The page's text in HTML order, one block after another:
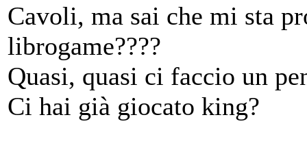
Cavoli, ma sai che mi sta
librogame????
Quasi, quasi ci faccio un
Ci hai già giocato king?